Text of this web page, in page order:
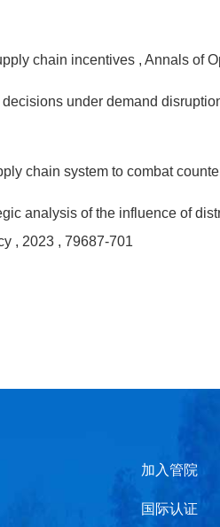
chain incentives , Annals of
under demand
chain system to combat
analysis of the influence of
, 2023 , 79687-701
加入管院
国际认证